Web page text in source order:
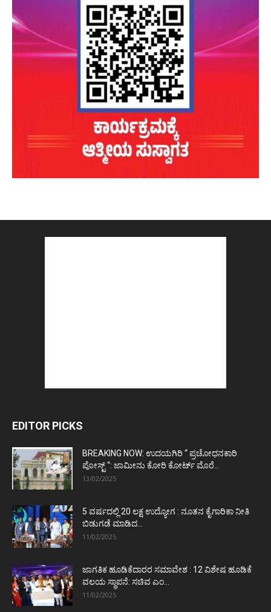
EDITOR PICKS
BREAKING NOW: ಉದಯಗಿರಿ “ ಪ್ರಚೋಧನಕಾರಿ
ಪೋಸ್ಟ್‌ “: ಜಾಮೀನು ಕೋರಿ ಕೋರ್ಟ್‌ ಮೊರೆ...
13/02/2025
5 ವರ್ಷದಲ್ಲಿ 20 ಲಕ್ಷ ಉದ್ಯೋಗ : ನೂತನ ಕೈಗಾರಿಕಾ ನೀತಿ
ಬಿಡುಗಡೆ ಮಾಡಿದ...
11/02/2025
ಜಾಗತಿಕ ಹೂಡಿಕೆದಾರರ ಸಮಾವೇಶ : 12 ವಿಶೇಷ ಹೂಡಿಕೆ
ವಲಯ ಸ್ಥಾಪನೆ: ಸಚಿವ ಎಂ...
11/02/2025